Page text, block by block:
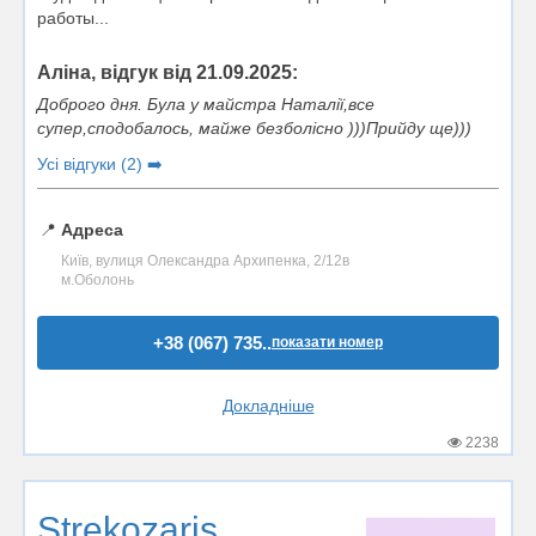
работы...
Аліна, відгук від 21.09.2025:
Доброго дня. Була у майстра Наталії,все
супер,сподобалось, майже безболісно )))Прийду ще)))
Усі відгуки (2) ➡️
📍 Адреса
Київ, вулиця Олександра Архипенка, 2/12в
м.Оболонь
+38 (067) 735..показати номер
Докладніше
2238